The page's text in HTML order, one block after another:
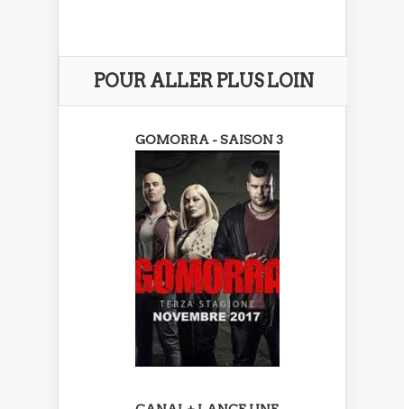
POUR ALLER PLUS LOIN
GOMORRA - SAISON 3